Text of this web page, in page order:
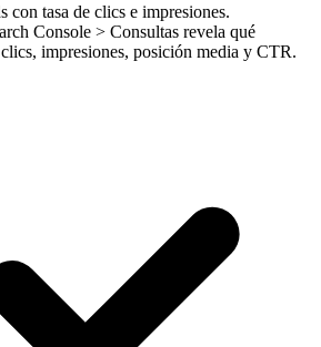
con tasa de clics e impresiones.
Console > Consultas revela qué
impresiones, posición media y CTR.